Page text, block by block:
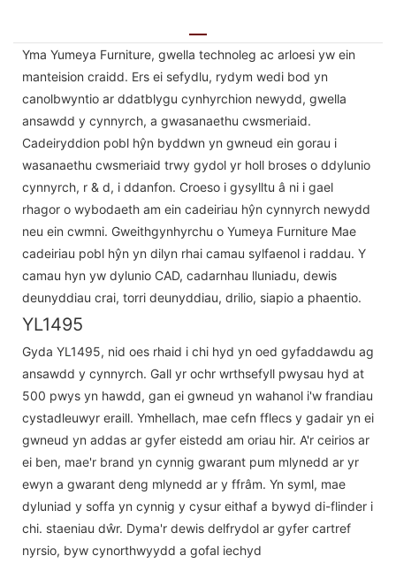
Yma Yumeya Furniture, gwella technoleg ac arloesi yw ein
manteision craidd. Ers ei sefydlu, rydym wedi bod yn
canolbwyntio ar ddatblygu cynhyrchion newydd, gwella
ansawdd y cynnyrch, a gwasanaethu cwsmeriaid.
Cadeiryddion pobl hŷn byddwn yn gwneud ein gorau i
wasanaethu cwsmeriaid trwy gydol yr holl broses o ddylunio
cynnyrch, r & d, i ddanfon. Croeso i gysylltu â ni i gael
rhagor o wybodaeth am ein cadeiriau hŷn cynnyrch newydd
neu ein cwmni. Gweithgynhyrchu o Yumeya Furniture Mae
cadeiriau pobl hŷn yn dilyn rhai camau sylfaenol i raddau. Y
camau hyn yw dylunio CAD, cadarnhau lluniadu, dewis
deunyddiau crai, torri deunyddiau, drilio, siapio a phaentio.
YL1495
Gyda YL1495, nid oes rhaid i chi hyd yn oed gyfaddawdu ag
ansawdd y cynnyrch. Gall yr ochr wrthsefyll pwysau hyd at
500 pwys yn hawdd, gan ei gwneud yn wahanol i'w frandiau
cystadleuwyr eraill. Ymhellach, mae cefn fflecs y gadair yn ei
gwneud yn addas ar gyfer eistedd am oriau hir. A'r ceirios ar
ei ben, mae'r brand yn cynnig gwarant pum mlynedd ar yr
ewyn a gwarant deng mlynedd ar y ffrâm. Yn syml, mae
dyluniad y soffa yn cynnig y cysur eithaf a bywyd di-flinder i
chi. staeniau dŵr. Dyma'r dewis delfrydol ar gyfer cartref
nyrsio, byw cynorthwyydd a gofal iechyd